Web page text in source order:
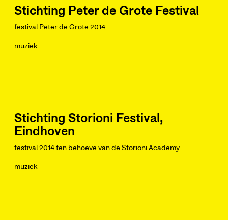
Stichting Peter de Grote Festival
festival Peter de Grote 2014
muziek
Stichting Storioni Festival,
Eindhoven
festival 2014 ten behoeve van de Storioni Academy
muziek